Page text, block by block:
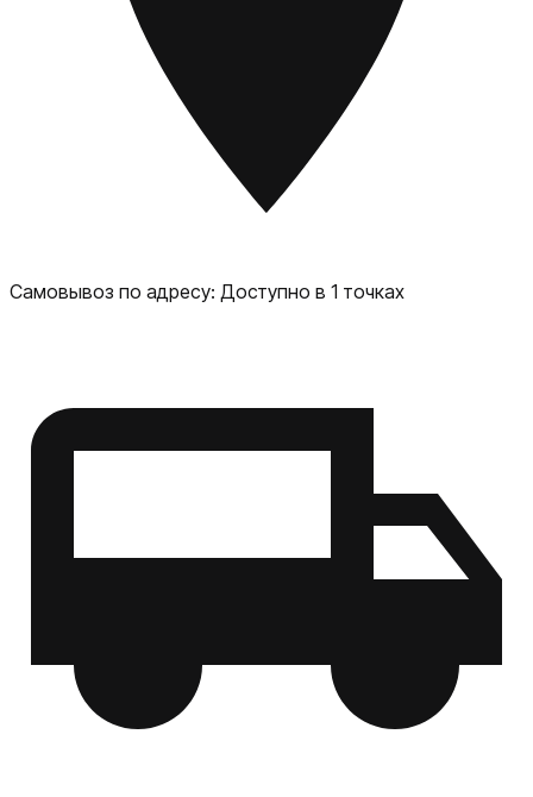
пыли, беспроводная зарядка, быстрая зарядка и другие.
В целом, Apple iPhone 16 Pro — это мощный и
функциональный смартфон, который подойдёт для
самых требовательных пользователей. Он предлагает
широкий спектр возможностей для работы,
развлечений и творчества.
Самовывоз по адресу: Доступно в 1 точках